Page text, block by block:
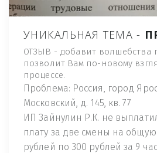
УНИКАЛЬНАЯ ТЕМА -
ОТЗЫВ - добавит волшебства
позволит Вам по-новому
процессе.
Проблема: Россия, город
Московский, д. 145, кв. 77
ИП Зайнулин Р.К. не
плату за две смены на общую
рублей по 300 рублей за 9